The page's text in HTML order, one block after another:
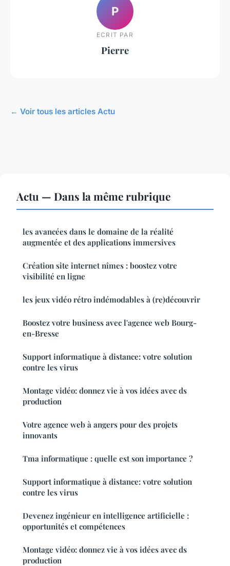
P
ECRIT PAR
Pierre
← Voir tous les articles Actu
Actu — Dans la même rubrique
les avancées dans le domaine de la réalité
augmentée et des applications immersives
Création site internet nîmes : boostez votre
visibilité en ligne
les jeux vidéo rétro indémodables à (re)découvrir
Boostez votre business avec l'agence web Bourg-
en-Bresse
Support informatique à distance: votre solution
contre les virus
Montage vidéo: donnez vie à vos idées avec ds
production
Votre agence web à angers pour des projets
innovants
Tma informatique : quelle est son importance ?
Support informatique à distance: votre solution
contre les virus
Devenez ingénieur en intelligence artificielle :
opportunités et compétences
Montage vidéo: donnez vie à vos idées avec ds
production